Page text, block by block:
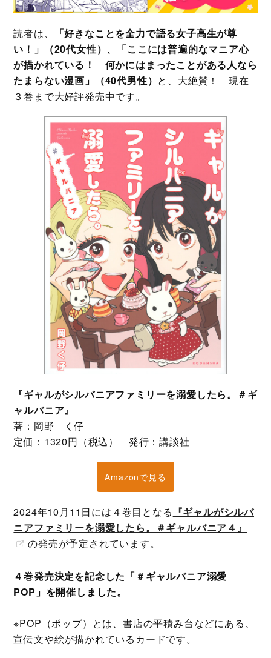
読者は、
「好きなことを全力で語る女子高生が尊
い！」（20代女性）、「ここには普遍的なマニア心
が描かれている！ 何かにはまったことがある人なら
たまらない漫画」（40代男性） と、大絶賛！ 現在
３巻まで大好評発売中です。
『ギャルがシルバニアファミリーを溺愛したら。＃ギ
ャルバニア』
著：岡野 く仔
定価：1320円（税込） 発行：講談社
Amazonで見る
2024年10月11日には４巻目となる 『ギャルがシルバ
ニアファミリーを溺愛したら。＃ギャルバニア４』
の発売が予定されています。
４巻発売決定を記念した「＃ギャルバニア溺愛
POP」を開催しました。
※POP（ポップ）とは、書店の平積み台などにある、
宣伝文や絵が描かれているカードです。